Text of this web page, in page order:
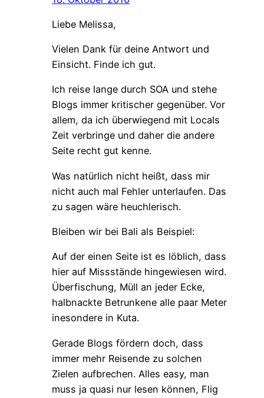
Liebe Melissa,
Vielen Dank für deine Antwort und
Einsicht. Finde ich gut.
Ich reise lange durch SOA und stehe
Blogs immer kritischer gegenüber. Vor
allem, da ich überwiegend mit Locals
Zeit verbringe und daher die andere
Seite recht gut kenne.
Was natürlich nicht heißt, dass mir
nicht auch mal Fehler unterlaufen. Das
zu sagen wäre heuchlerisch.
Bleiben wir bei Bali als Beispiel:
Auf der einen Seite ist es löblich, dass
hier auf Missstände hingewiesen wird.
Überfischung, Müll an jeder Ecke,
halbnackte Betrunkene alle paar Meter
inesondere in Kuta.
Gerade Blogs fördern doch, dass
immer mehr Reisende zu solchen
Zielen aufbrechen. Alles easy, man
muss ja quasi nur lesen können, Flig